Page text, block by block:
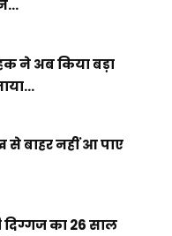
ने अब किया बड़ा
से बाहर नहीं आ पाए
दिग्गज का 26 साल